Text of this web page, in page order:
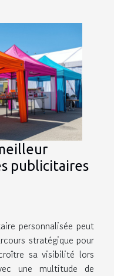
publicitaires
personnalisée peut
stratégique pour
sa visibilité lors
une multitude de